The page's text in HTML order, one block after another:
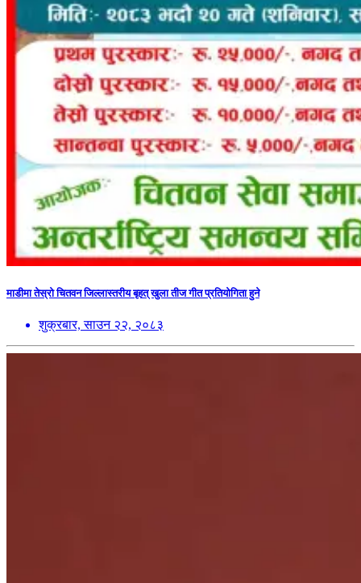
माडीमा तेस्रो चितवन जिल्लास्तरीय बृहत् खुला तीज गीत प्रतियोगिता हुने
शुक्रबार, साउन २२, २०८३